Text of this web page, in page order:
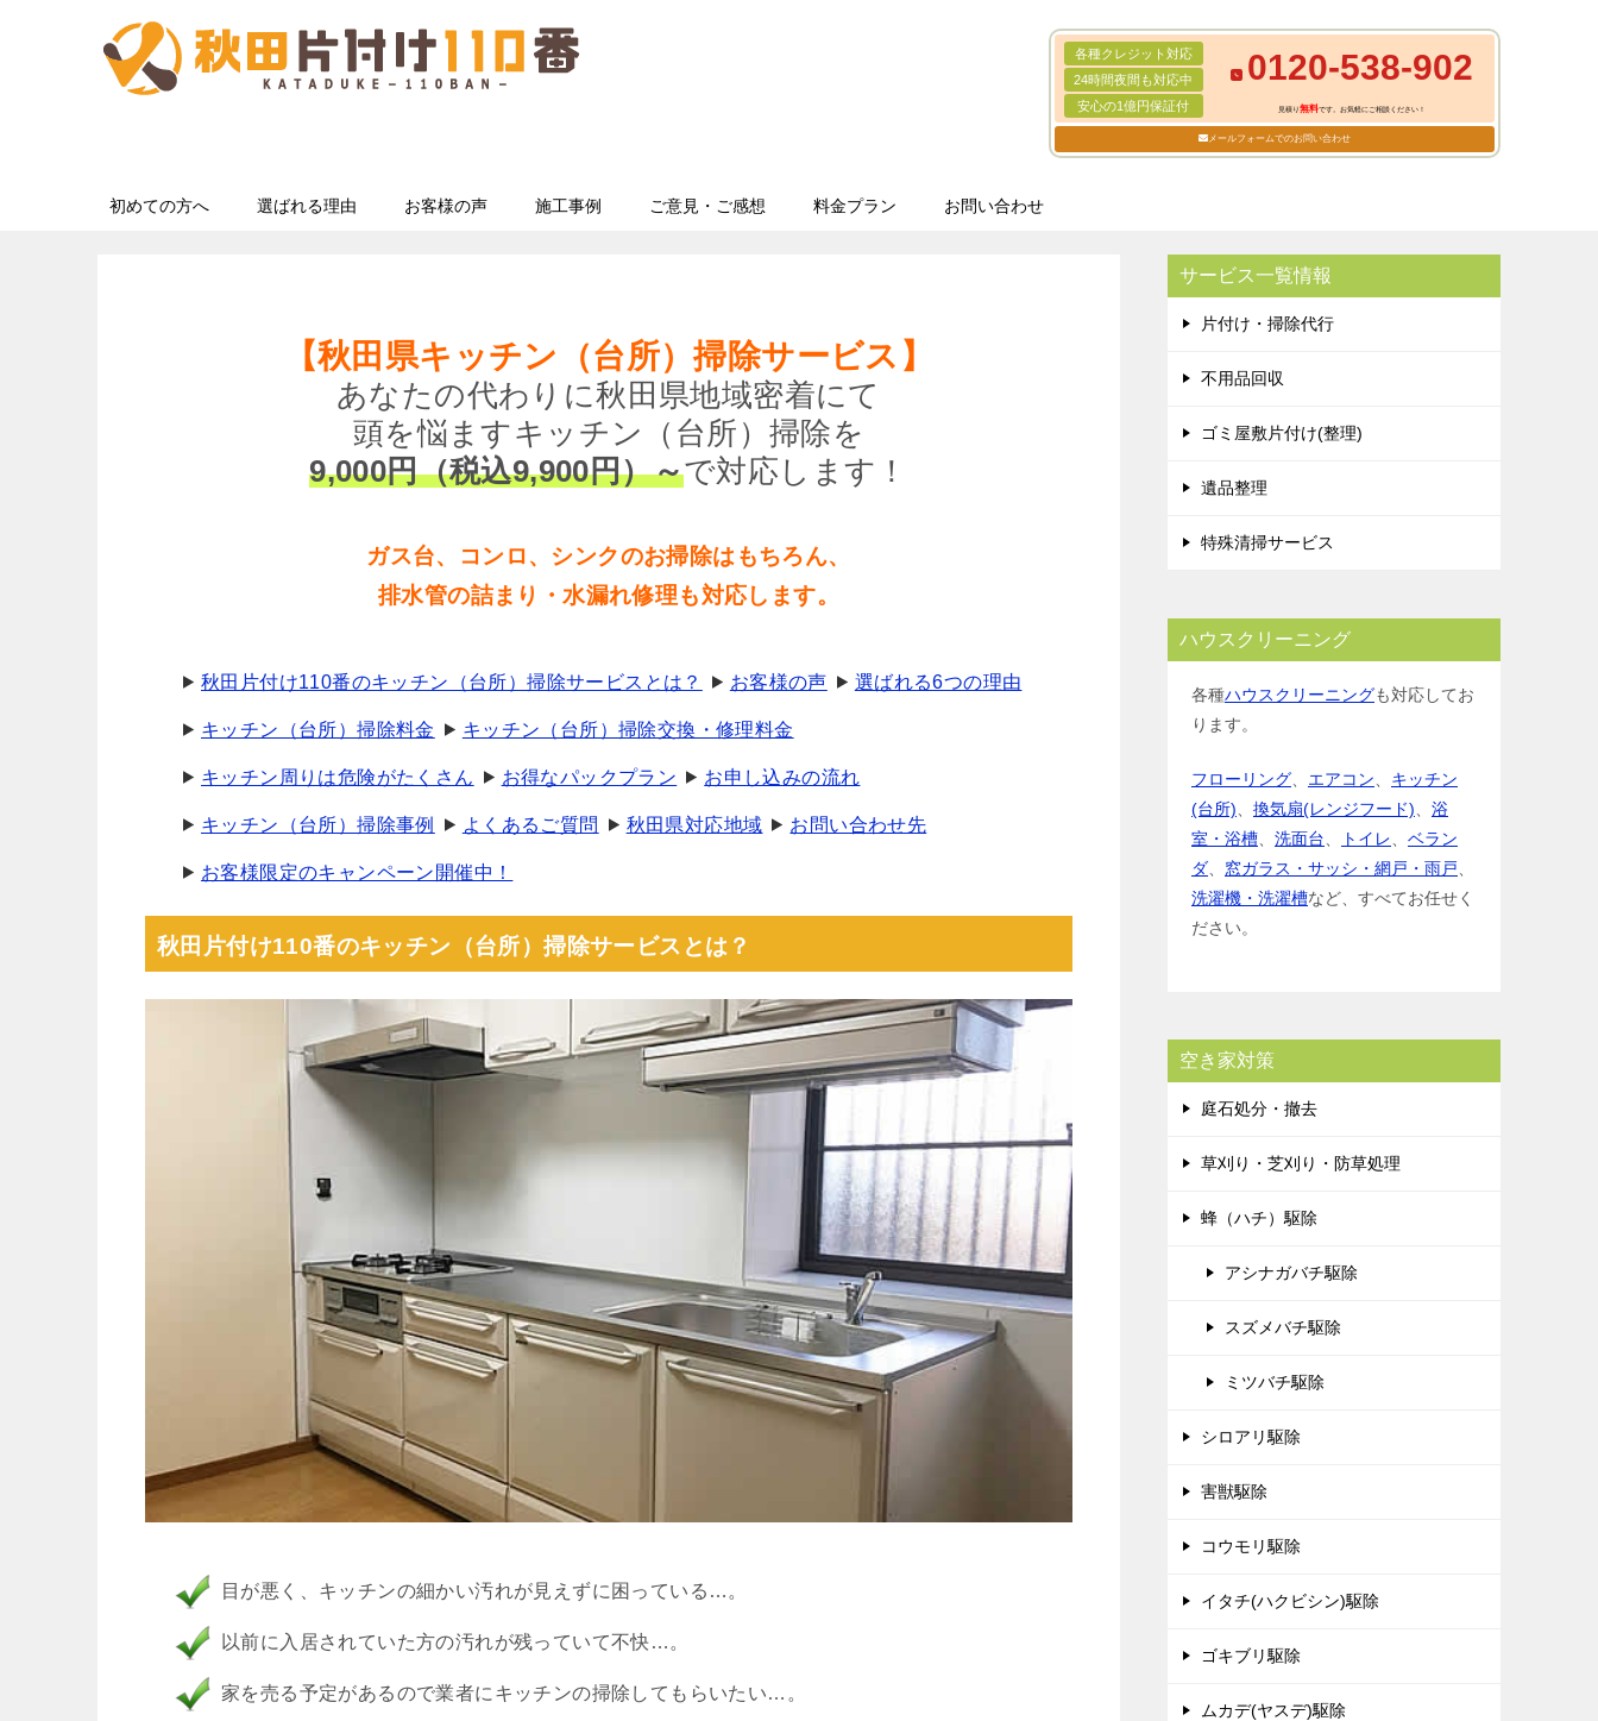
各種クレジット対応
24時間夜間も対応中
安心の1億円保証付
0120-538-902
見積り無料です。お気軽にご相談ください！
メールフォームでのお問い合わせ
初めての方へ 選ばれる理由 お客様の声 施工事例 ご意見・ご感想 料金プラン お問い合わせ
【秋田県キッチン（台所）掃除サービス】
あなたの代わりに秋田県地域密着にて
頭を悩ますキッチン（台所）掃除を
9,000円（税込9,900円）～で対応します！
ガス台、コンロ、シンクのお掃除はもちろん、
排水管の詰まり・水漏れ修理も対応します。
秋田片付け110番のキッチン（台所）掃除サービスとは？ お客様の声 選ばれる6つの理由
キッチン（台所）掃除料金 キッチン（台所）掃除交換・修理料金
キッチン周りは危険がたくさん お得なパックプラン お申し込みの流れ
キッチン（台所）掃除事例 よくあるご質問 秋田県対応地域 お問い合わせ先
お客様限定のキャンペーン開催中！
秋田片付け110番のキッチン（台所）掃除サービスとは？
目が悪く、キッチンの細かい汚れが見えずに困っている…。
以前に入居されていた方の汚れが残っていて不快…。
家を売る予定があるので業者にキッチンの掃除してもらいたい…。
サービス一覧情報
片付け・掃除代行
不用品回収
ゴミ屋敷片付け(整理)
遺品整理
特殊清掃サービス
ハウスクリーニング
各種ハウスクリーニングも対応してお
ります。
フローリング エアコン
キッチン
(台所)
換気扇(レンジフード)
浴
室・浴槽
洗面台 トイレ
ベラン
ダ
窓ガラス・サッシ・網戸・雨戸
洗濯機・洗濯槽など、すべてお任せく
ださい。
空き家対策
庭石処分・撤去
草刈り・芝刈り・防草処理
蜂（ハチ）駆除
アシナガバチ駆除
スズメバチ駆除
ミツバチ駆除
シロアリ駆除
害獣駆除
コウモリ駆除
イタチ(ハクビシン)駆除
ゴキブリ駆除
ムカデ(ヤスデ)駆除